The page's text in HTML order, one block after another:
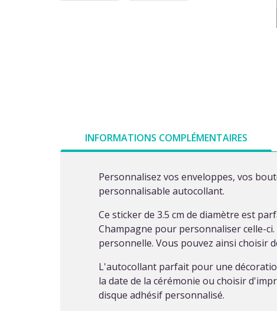
INFORMATIONS COMPLÉMENTAIRES
Personnalisez vos enveloppes, vos
personnalisable autocollant.
Ce sticker de 3.5 cm de diamètre est
Champagne pour personnaliser celle-
personnelle. Vous pouvez ainsi choisir
L'autocollant parfait pour une
la date de la cérémonie ou choisir
disque adhésif personnalisé.